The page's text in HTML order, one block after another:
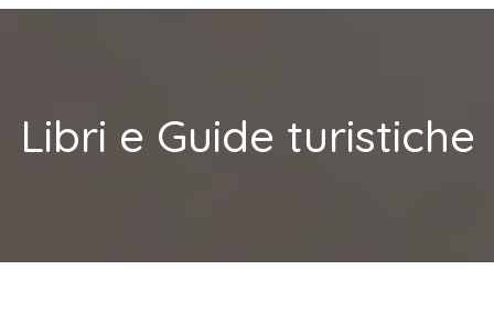
Libri e Guide turistiche